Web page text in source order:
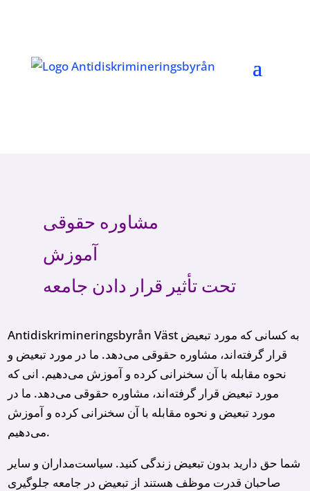
مشاوره حقوقی
آموزش
تحت تأثیر قرار دادن جامعه
Antidiskrimineringsbyrån Väst به کسانی که مورد تبعیض
قرار گرفته‌‌اند، مشاوره حقوقی می‌‌دهد. ما در مورد تبعیض و
نحوه مقابله با آن سخنرانی کرده و آموزش می‌‌دهیم. انی که
مورد تبعیض قرار گرفته‌‌اند، مشاوره حقوقی می‌‌دهد. ما در
مورد تبعیض و نحوه مقابله با آن سخنرانی کرده و آموزش
می‌‌دهیم.
شما حق دارید بدون تبعیض زندگی کنید. سیاست‌‌مداران و سایر
صاحبان قدرت‌‌ موظف هستند از تبعیض در جامعه جلوگیری